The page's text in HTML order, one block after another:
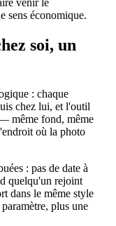
venir le
sens économique.
soi, un
: chaque
chez lui, et l'outil
même fond, même
où la photo
: pas de date à
quelqu'un rejoint
dans le même style
plus une